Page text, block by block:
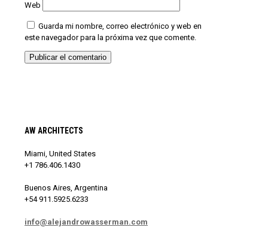
Web
Guarda mi nombre, correo electrónico y web en
este navegador para la próxima vez que comente.
AW ARCHITECTS
Miami, United States
+1 786.406.1430
Buenos Aires, Argentina
+54 911.5925.6233
info@alejandrowasserman.com